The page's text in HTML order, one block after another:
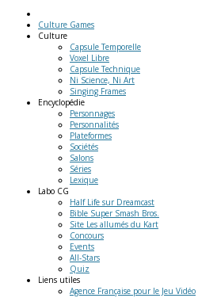
Culture Games
Culture
Capsule Temporelle
Voxel Libre
Capsule Technique
Ni Science, Ni Art
Singing Frames
Encyclopédie
Personnages
Personnalités
Plateformes
Sociétés
Salons
Séries
Lexique
Labo CG
Half Life sur Dreamcast
Bible Super Smash Bros.
Site Les allumés du Kart
Concours
Events
All-Stars
Quiz
Liens utiles
Agence Française pour le Jeu Vidéo